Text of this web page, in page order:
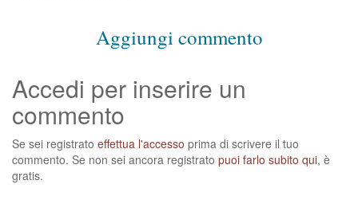
Aggiungi commento
Accedi per inserire un
commento
Se sei registrato effettua l'accesso prima di scrivere il tuo
commento. Se non sei ancora registrato puoi farlo subito qui, è
gratis.